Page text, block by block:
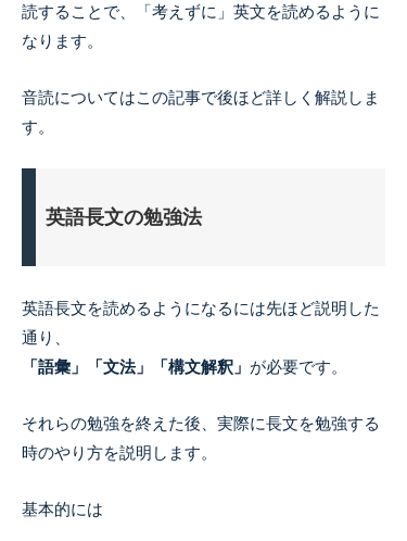
読することで、「考えずに」英文を読めるように
なります。
音読についてはこの記事で後ほど詳しく解説しま
す。
英語長文の勉強法
英語長文を読めるようになるには先ほど説明した
通り、
「語彙」「文法」「構文解釈」 が必要です。
それらの勉強を終えた後、実際に長文を勉強する
時のやり方を説明します。
基本的には